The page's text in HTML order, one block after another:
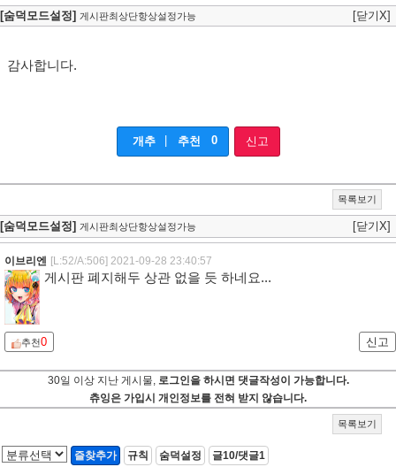
[숨덕모드설정] 게시판최상단항상설정가능 [닫기X]
감사합니다.
개추 추천 0 신고
목록보기
[숨덕모드설정] 게시판최상단항상설정가능 [닫기X]
이브리엔 [L:52/A:506] 2021-09-28 23:40:57
게시판 폐지해두 상관 없을 듯 하네요...
추천0 신고
30일 이상 지난 게시물, 로그인을 하시면 댓글작성이 가능합니다.
츄잉은 가입시 개인정보를 전혀 받지 않습니다.
목록보기
즐찾추가 규칙 숨덕설정 글10/댓글1